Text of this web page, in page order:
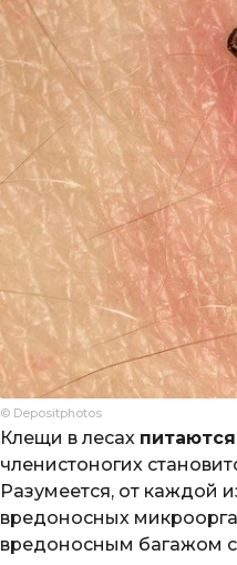
© Depositphotos
Клещи в лесах
членистоногих
Разумеется, от каждой
вредоносных
вредоносным багажом